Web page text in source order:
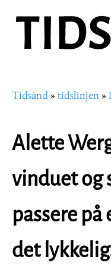
hovedinnhold
Navigasjonssti
Tidsånd tidslinjen
Alette
vinduet og
passere
det